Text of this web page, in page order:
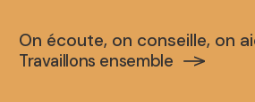
On écoute, on conseille, on
Travaillons ensemble